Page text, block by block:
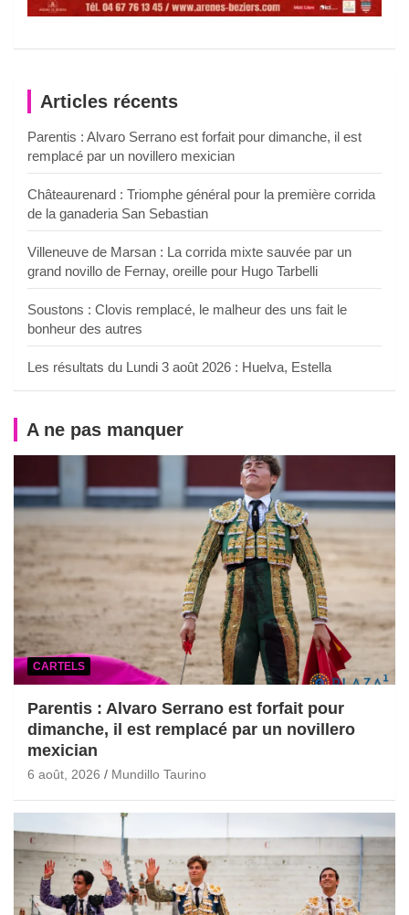
Articles récents
Parentis : Alvaro Serrano est forfait pour dimanche, il est
remplacé par un novillero mexician
Châteaurenard : Triomphe général pour la première corrida
de la ganaderia San Sebastian
Villeneuve de Marsan : La corrida mixte sauvée par un
grand novillo de Fernay, oreille pour Hugo Tarbelli
Soustons : Clovis remplacé, le malheur des uns fait le
bonheur des autres
Les résultats du Lundi 3 août 2026 : Huelva, Estella
A ne pas manquer
CARTELS
Parentis : Alvaro Serrano est forfait pour
dimanche, il est remplacé par un novillero
mexician
6 août, 2026 Mundillo Taurino